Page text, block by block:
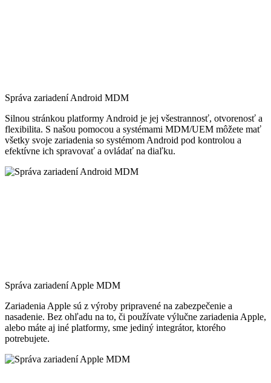
Správa zariadení Android MDM
Silnou stránkou platformy Android je jej všestrannosť, otvorenosť a
flexibilita. S našou pomocou a systémami MDM/UEM môžete mať
všetky svoje zariadenia so systémom Android pod kontrolou a
efektívne ich spravovať a ovládať na diaľku.
Správa zariadení Apple MDM
Zariadenia Apple sú z výroby pripravené na zabezpečenie a
nasadenie. Bez ohľadu na to, či používate výlučne zariadenia Apple,
alebo máte aj iné platformy, sme jediný integrátor, ktorého
potrebujete.